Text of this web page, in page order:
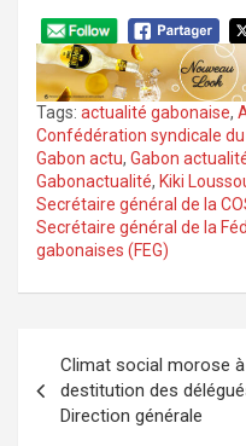
Tags: actualité gabonaise,
Confédération syndicale du
Gabon actu, Gabon
Gabonactualité, Kiki
Secrétaire général de la
Secrétaire général de la
gabonaises (FEG)
de
l’article
Climat social morose
destitution des
Direction générale